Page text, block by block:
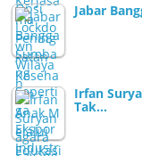
Jabar
Irfan
Tak…